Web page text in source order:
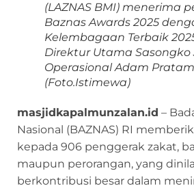
(LAZNAS BMI) menerima
Baznas Awards 2025
Kelembagaan Terbaik
Direktur Utama
Operasional Adam
(Foto.Istimewa)
masjidkapalmunzalan.id –
Nasional (BAZNAS) RI
kepada 906 penggerak zakat,
maupun perorangan, yang
berkontribusi besar dalam